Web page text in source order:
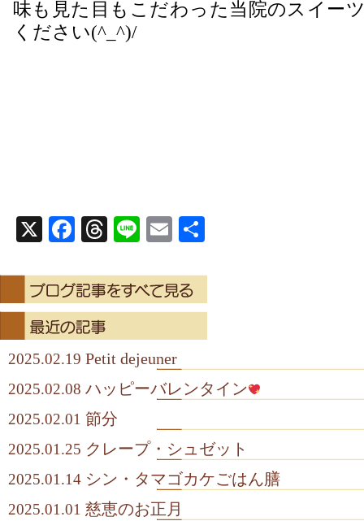
味も見た目もこだわった当院のスイー
ください(^_^)/
X Facebook
Threads
LineEmail
2025.02.19 Petit dejeuner
2025.02.08 ハッピーバレンタイン
2025.02.01 節分
2025.01.25 クレープ・シュゼット
2025.01.14 シン・タマゴカケごはん膳
2025.01.01 慈恵のお正月